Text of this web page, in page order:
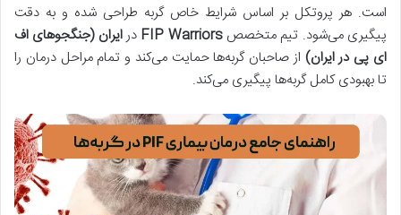
است. هر پروتکل بر اساس شرایط خاص گربه طراحی شده و به دقت
پیگیری می‌شود. تیم متخصصFIP Warriors درایران (جنگجوهای اف
ای پی در ایران) از صاحبان گربه‌ها حمایت می‌کند و تمام مراحل درمان را
تا بهبودی کامل گربه‌ها پیگیری می‌کند.